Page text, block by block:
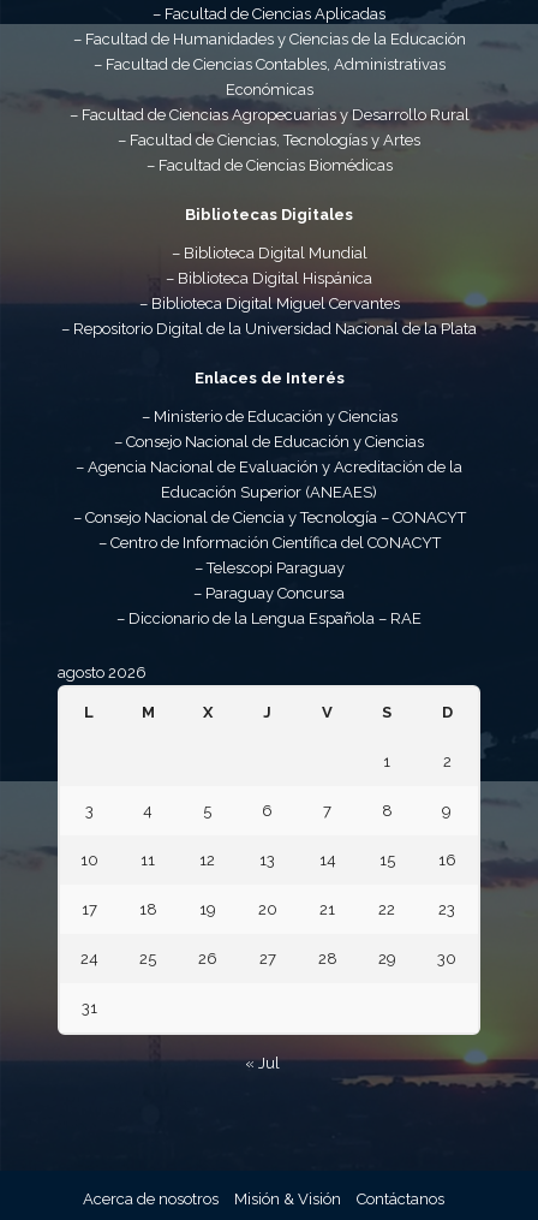
– Facultad de Ciencias Aplicadas
– Facultad de Humanidades y Ciencias de la Educación
– Facultad de Ciencias Contables, Administrativas
Económicas
– Facultad de Ciencias Agropecuarias y Desarrollo Rural
– Facultad de Ciencias, Tecnologías y Artes
– Facultad de Ciencias Biomédicas
Bibliotecas Digitales
– Biblioteca Digital Mundial
– Biblioteca Digital Hispánica
– Biblioteca Digital Miguel Cervantes
– Repositorio Digital de la Universidad Nacional de la Plata
Enlaces de Interés
– Ministerio de Educación y Ciencias
– Consejo Nacional de Educación y Ciencias
– Agencia Nacional de Evaluación y Acreditación de la
Educación Superior (ANEAES)
– Consejo Nacional de Ciencia y Tecnología – CONACYT
– Centro de Información Científica del CONACYT
– Telescopi Paraguay
– Paraguay Concursa
– Diccionario de la Lengua Española – RAE
agosto 2026
L M X J V S D
1 2
3 4 5 6 7 8 9
10 11 12 13 14 15 16
17 18 19 20 21 22 23
24 25 26 27 28 29 30
31
« Jul
Acerca de nosotros Misión & Visión Contáctanos